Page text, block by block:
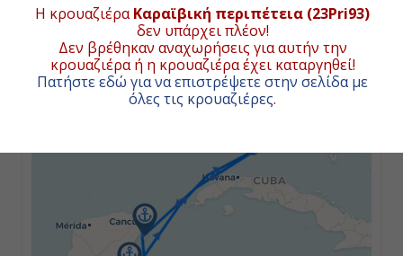
Η κρουαζιέραΚαραϊβική περιπέτεια (23Pri93)
δεν υπάρχει πλέον!
Δεν βρέθηκαν αναχωρήσεις για αυτήν την
κρουαζιέρα ή η κρουαζιέρα έχει καταργηθεί!
Πατήστε εδώ για να επιστρέψετε στην σελίδα με
όλες τις κρουαζιέρες.
Κοζουμέλ, Μεξικό
08:00
18:00
Ροατάν, Ονδούρα
09:00
19:00
ΧΑΡΤΗΣ ΚΡΟΥΑΖΙΕΡΑΣ
+